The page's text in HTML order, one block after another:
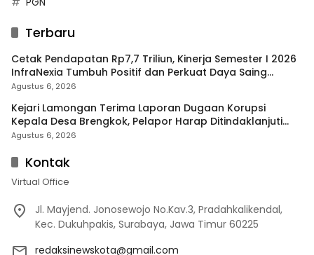
Terbaru
Cetak Pendapatan Rp7,7 Triliun, Kinerja Semester I 2026
InfraNexia Tumbuh Positif dan Perkuat Daya Saing
Industri Digital
Agustus 6, 2026
Kejari Lamongan Terima Laporan Dugaan Korupsi
Kepala Desa Brengkok, Pelapor Harap Ditindaklanjuti
Secara Profesional
Agustus 6, 2026
Kontak
Virtual Office
Jl. Mayjend. Jonosewojo No.Kav.3, Pradahkalikendal,
Kec. Dukuhpakis, Surabaya, Jawa Timur 60225
redaksinewskota@gmail.com